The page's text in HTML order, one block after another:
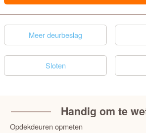
Meer deurbeslag
Sloten
Handig om te
Opdekdeuren opmeten